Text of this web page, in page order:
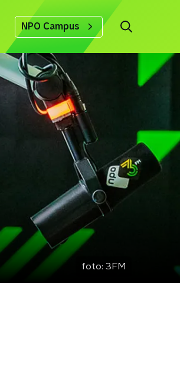
NPO Campus
foto: 3FM